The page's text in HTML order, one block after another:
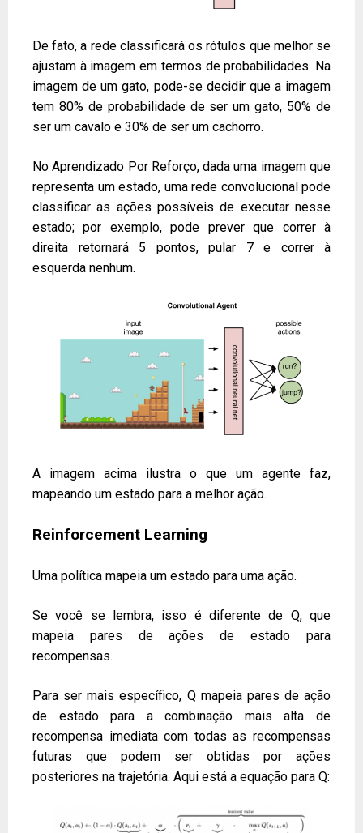
De fato, a rede classificará os rótulos que melhor se
ajustam à imagem em termos de probabilidades. Na
imagem de um gato, pode-se decidir que a imagem
tem 80% de probabilidade de ser um gato, 50% de
ser um cavalo e 30% de ser um cachorro.
No Aprendizado Por Reforço, dada uma imagem que
representa um estado, uma rede convolucional pode
classificar as ações possíveis de executar nesse
estado; por exemplo, pode prever que correr à
direita retornará 5 pontos, pular 7 e correr à
esquerda nenhum.
A imagem acima ilustra o que um agente faz,
mapeando um estado para a melhor ação.
Reinforcement Learning
Uma política mapeia um estado para uma ação.
Se você se lembra, isso é diferente de Q, que
mapeia pares de ações de estado para
recompensas.
Para ser mais específico, Q mapeia pares de ação
de estado para a combinação mais alta de
recompensa imediata com todas as recompensas
futuras que podem ser obtidas por ações
posteriores na trajetória. Aqui está a equação para Q: